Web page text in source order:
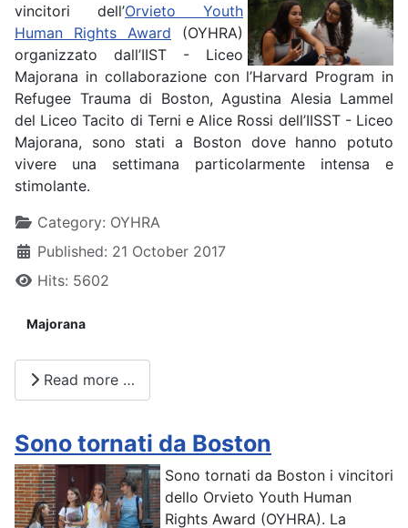
vincitori dell’Orvieto Youth
Human Rights Award (OYHRA)
organizzato dall’IIST - Liceo
Majorana in collaborazione con l’Harvard Program in
Refugee Trauma di Boston, Agustina Alesia Lammel
del Liceo Tacito di Terni e Alice Rossi dell’IISST - Liceo
Majorana, sono stati a Boston dove hanno potuto
vivere una settimana particolarmente intensa e
stimolante.
DetailsCategory: OYHRA
Published: 21 October 2017
Hits: 5602
Majorana
Read more …
Sono tornati da Boston
Sono tornati da Boston i vincitori
dello Orvieto Youth Human
Rights Award (OYHRA). La